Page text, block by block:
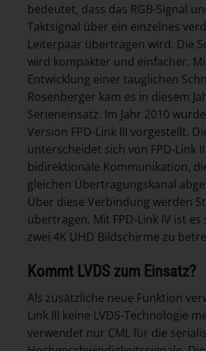
bedeutet, dass das RGB-Signal
Taktsignal über ein einzelnes
Leiterpaar übertragen wird. Die
wird kompakter und einfacher.
Entwicklung einer tauglichen
Rosenberger kam es in diesem
Serieneinsatz. Im Jahr 2010
Version FPD-Link III vorgestellt.
unterscheidet sich von FPD-Link
bidirektionale Kommunikation,
gleichen Übertragungskanal
Über diese Verbindung werden
übertragen. Mit FPD-Link IV ist
zwei 4K UHD Bildschirme zu
Kommt LVDS zum Einsatz?
Als zusätzliche neue Funktion
Link III keine LVDS-Technologie
verwendet nur CML für die